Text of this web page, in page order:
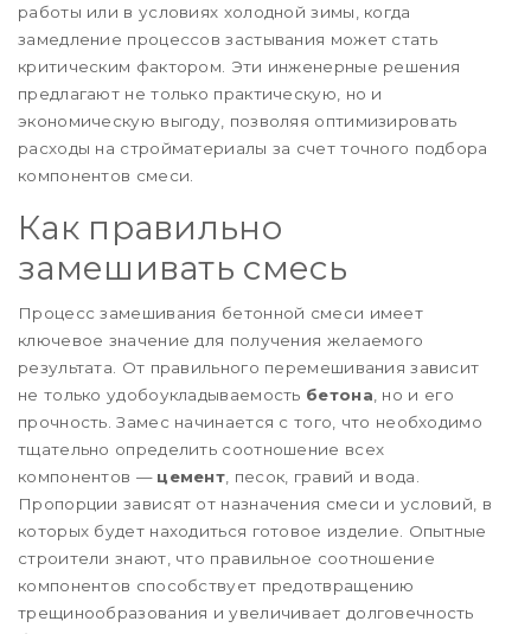
работы или в условиях холодной зимы, когда
замедление процессов застывания может стать
критическим фактором. Эти инженерные решения
предлагают не только практическую, но и
экономическую выгоду, позволяя оптимизировать
расходы на стройматериалы за счет точного подбора
компонентов смеси.
Как правильно
замешивать смесь
Процесс замешивания бетонной смеси имеет
ключевое значение для получения желаемого
результата. От правильного перемешивания зависит
не только удобоукладываемость бетона , но и его
прочность. Замес начинается с того, что необходимо
тщательно определить соотношение всех
компонентов — цемент , песок, гравий и вода.
Пропорции зависят от назначения смеси и условий, в
которых будет находиться готовое изделие. Опытные
строители знают, что правильное соотношение
компонентов способствует предотвращению
трещинообразования и увеличивает долговечность